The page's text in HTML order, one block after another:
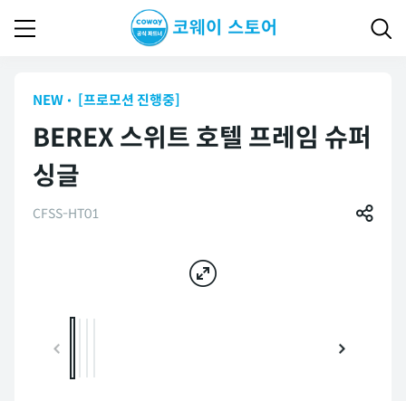
NEW [프로모션 진행중]
BEREX 스위트 호텔 프레임 슈퍼
싱글
CFSS-HT01